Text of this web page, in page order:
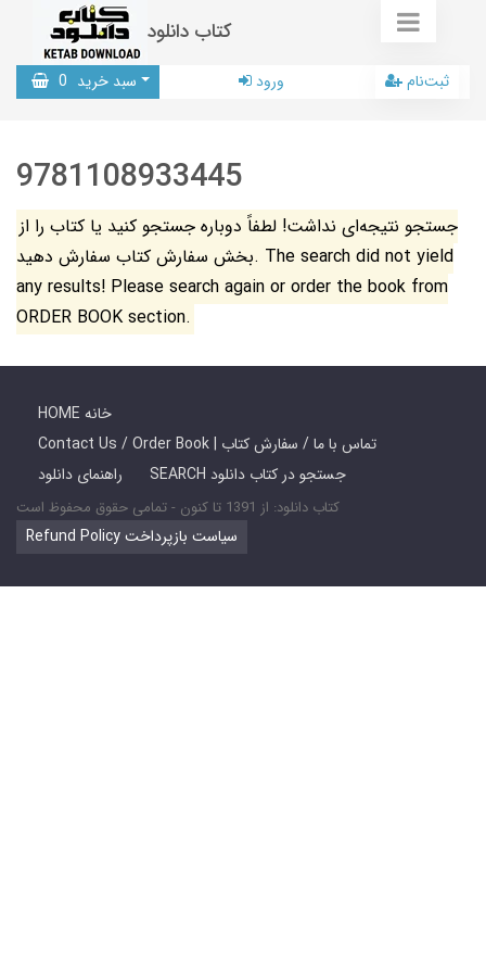
کتاب دانلود
سبد خرید 0 ورود ثبت‌نام
9781108933445
جستجو نتیجه‌ای نداشت! لطفاً دوباره جستجو کنید یا کتاب را از
بخش سفارش کتاب سفارش دهید. The search did not yield
any results! Please search again or order the book from
ORDER BOOK section.
HOME خانه
Contact Us / Order Book | تماس با ما / سفارش کتاب
راهنمای دانلود
SEARCH جستجو در کتاب دانلود
کتاب دانلود: از 1391 تا کنون - تمامی حقوق محفوظ است
Refund Policy سیاست بازپرداخت